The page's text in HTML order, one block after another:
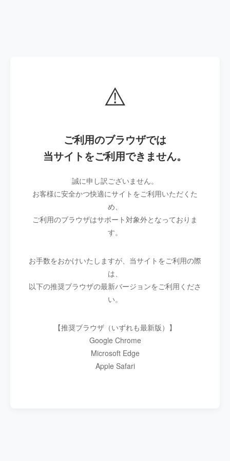
⚠️
ご利用のブラウザでは
当サイトをご利用できません。
誠に申し訳ございません。
お客様に安全かつ快適にサイトをご利用いただくた
め、
ご利用のブラウザはサポート対象外となっておりま
す。
お手数をおかけいたしますが、当サイトをご利用の際
は、
以下の推奨ブラウザの最新バージョンをご利用くださ
い。
【推奨ブラウザ（いずれも最新版）】
Google Chrome
Microsoft Edge
Apple Safari